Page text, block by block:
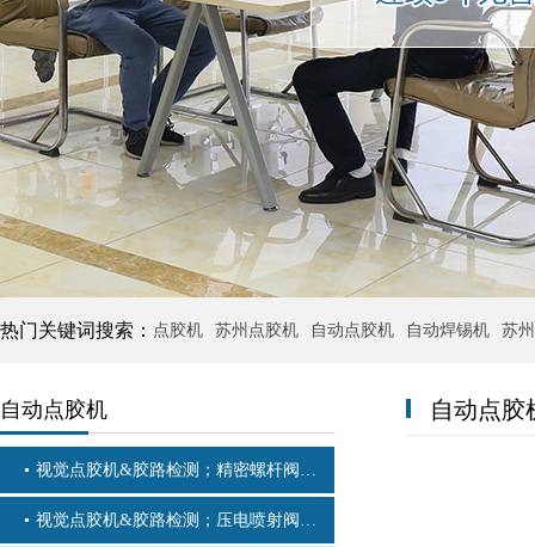
热门关键词搜索： 点胶机 苏州点胶机 自动点胶机 自动焊锡机 苏
自动点胶
自动点胶机
视觉点胶机&胶路检测；精密螺杆阀+视觉识别自动点胶机
视觉点胶机&胶路检测；压电喷射阀+视觉自动点胶机